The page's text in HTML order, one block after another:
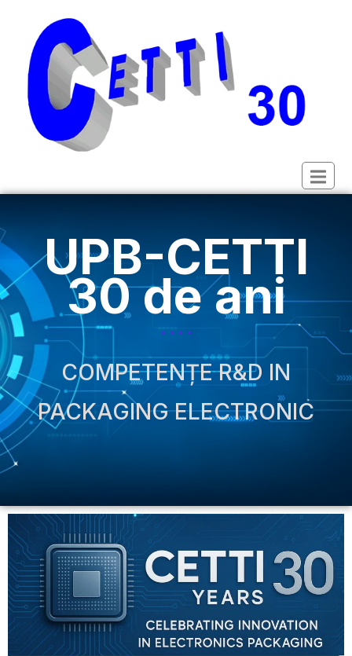
UPB-CETTI
30 de ani
COMPETENȚE R&D IN
PACKAGING ELECTRONIC